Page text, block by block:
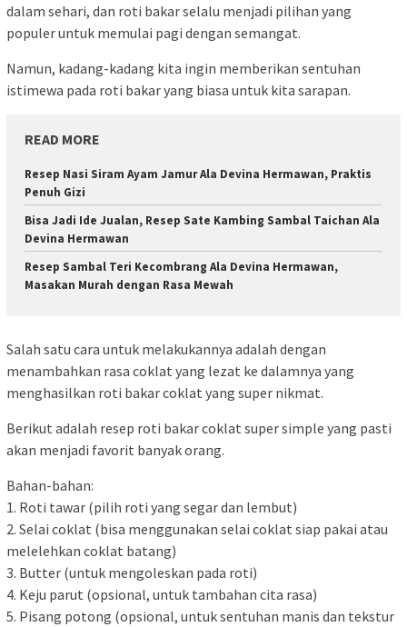
dalam sehari, dan roti bakar selalu menjadi pilihan yang
populer untuk memulai pagi dengan semangat.
Namun, kadang-kadang kita ingin memberikan sentuhan
istimewa pada roti bakar yang biasa untuk kita sarapan.
READ MORE
Resep Nasi Siram Ayam Jamur Ala Devina Hermawan, Praktis
Penuh Gizi
Bisa Jadi Ide Jualan, Resep Sate Kambing Sambal Taichan Ala
Devina Hermawan
Resep Sambal Teri Kecombrang Ala Devina Hermawan,
Masakan Murah dengan Rasa Mewah
Salah satu cara untuk melakukannya adalah dengan
menambahkan rasa coklat yang lezat ke dalamnya yang
menghasilkan roti bakar coklat yang super nikmat.
Berikut adalah resep roti bakar coklat super simple yang pasti
akan menjadi favorit banyak orang.
Bahan-bahan:
1. Roti tawar (pilih roti yang segar dan lembut)
2. Selai coklat (bisa menggunakan selai coklat siap pakai atau
melelehkan coklat batang)
3. Butter (untuk mengoleskan pada roti)
4. Keju parut (opsional, untuk tambahan cita rasa)
5. Pisang potong (opsional, untuk sentuhan manis dan tekstur